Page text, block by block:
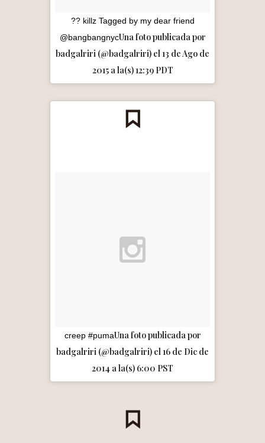
?? killz Tagged by my dear friend
@bangbangnycUna foto publicada por
badgalriri (@badgalriri) el 13 de Ago de
2015 a la(s) 12:39 PDT
creep #pumaUna foto publicada por
badgalriri (@badgalriri) el 16 de Dic de
2014 a la(s) 6:00 PST